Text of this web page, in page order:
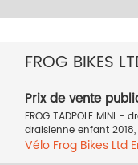
FROG BIKES
Prix de vente
FROG TADPOLE MINI -
draisienne enfant
Vélo Frog Bikes Ltd